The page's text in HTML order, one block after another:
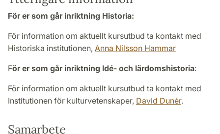
För er som går inriktning Historia:
För information om aktuellt kursutbud ta kontakt med
Historiska institutionen, Anna Nilsson Hammar
För er som går inriktning Idé- och lärdomshistoria:
För information om aktuellt kursutbud ta kontakt med
Institutionen för kulturvetenskaper, David Dunér.
Samarbete